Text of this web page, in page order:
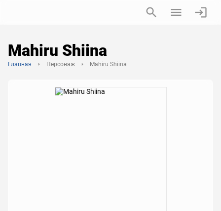
Mahiru Shiina
Главная Персонаж Mahiru Shiina